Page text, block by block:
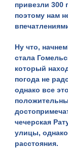
привезли 300
поэтому нам
Ну что,
стала
который
погода не
однако все
чечерская
улицы,
расстояния.